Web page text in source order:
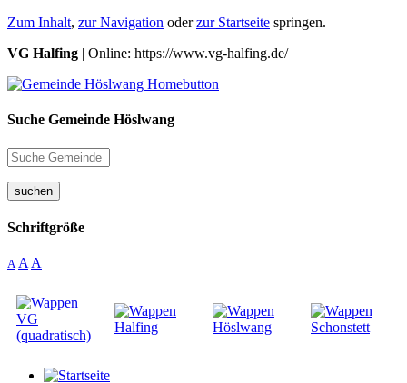
Zum Inhalt, zur Navigation oderzur Startseite springen.
VG Halfing | Online: https://www.vg-halfing.de/
Suche Gemeinde Höslwang
suchen
Schriftgröße
A A A